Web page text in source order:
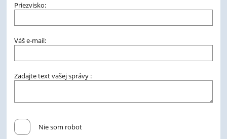
Priezvisko:
Váš e-mail:
Zadajte text vašej správy :
Nie som robot